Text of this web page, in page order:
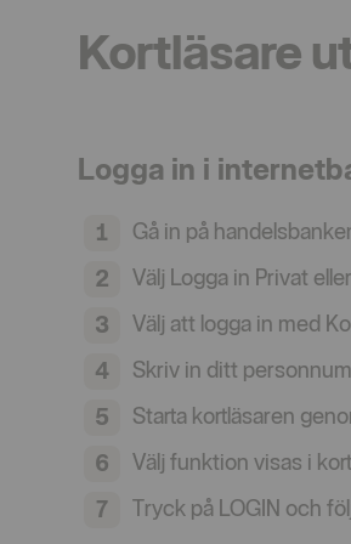
Kortläsare
Logga in i
Gå in på
Välj Logga in Privat
Välj att logga in med
Skriv in ditt
Starta kortläsaren
Välj funktion visas i
Tryck på LOGIN och